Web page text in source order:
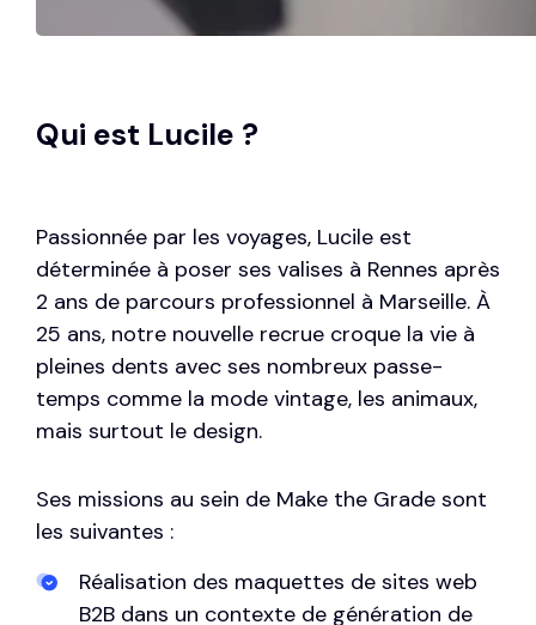
Qui est Lucile ?
Passionnée par les voyages, Lucile est
déterminée à poser ses valises à Rennes après
2 ans de parcours professionnel à Marseille. À
25 ans, notre nouvelle recrue croque la vie à
pleines dents avec ses nombreux passe-
temps comme la mode vintage, les animaux,
mais surtout le design.
Ses missions au sein de Make the Grade sont
les suivantes :
Réalisation des maquettes de sites web
B2B dans un contexte de génération de